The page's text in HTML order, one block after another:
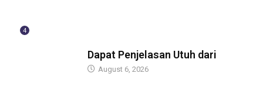
4
Dapat Penjelasan Utuh dari
August 6, 2026